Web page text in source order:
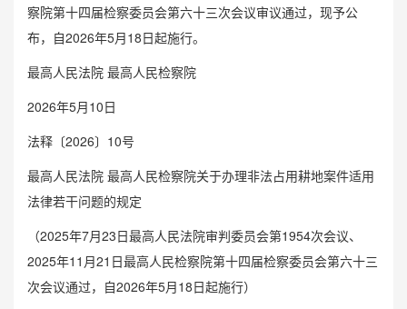
察院第十四届检察委员会第六十三次会议审议通过，现予公
布，自2026年5月18日起施行。
最高人民法院 最高人民检察院
2026年5月10日
法释〔2026〕10号
最高人民法院 最高人民检察院关于办理非法占用耕地案件适用
法律若干问题的规定
（2025年7月23日最高人民法院审判委员会第1954次会议、
2025年11月21日最高人民检察院第十四届检察委员会第六十三
次会议通过，自2026年5月18日起施行）